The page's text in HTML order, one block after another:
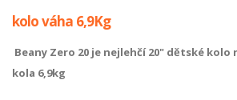
kolo váha 6,9Kg
Beany Zero 20 je nejlehčí 20" dětské
kola 6,9kg